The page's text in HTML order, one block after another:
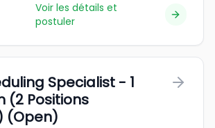
Voir les détails et
postuler
Specialist - 1
(2 Positions
(Open)